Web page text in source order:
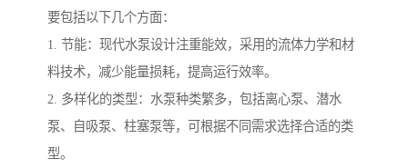
要包括以下几个方面：
1. 节能：现代水泵设计注重能效，采用的流体力学和材
料技术，减少能量损耗，提高运行效率。
2. 多样化的类型：水泵种类繁多，包括离心泵、潜水
泵、自吸泵、柱塞泵等，可根据不同需求选择合适的类
型。